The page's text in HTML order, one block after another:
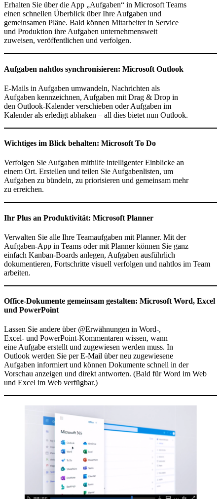
Erhalten Sie über die App „Aufgaben“ in Microsoft Teams
einen schnellen Überblick über Ihre Aufgaben und
gemeinsamen Pläne. Bald können Mitarbeiter in Service
und Produktion ihre Aufgaben unternehmensweit
zuweisen, veröffentlichen und verfolgen.
Aufgaben nahtlos synchronisieren: Microsoft Outlook
E-Mails in Aufgaben umwandeln, Nachrichten als
Aufgaben kennzeichnen, Aufgaben mit Drag & Drop in
den Outlook-Kalender verschieben oder Aufgaben im
Kalender als erledigt abhaken – all dies bietet nun Outlook.
Wichtiges im Blick behalten: Microsoft To Do
Verfolgen Sie Aufgaben mithilfe intelligenter Einblicke an
einem Ort. Erstellen und teilen Sie Aufgabenlisten, um
Aufgaben zu bündeln, zu priorisieren und gemeinsam mehr
zu erreichen.
Ihr Plus an Produktivität: Microsoft Planner
Verwalten Sie alle Ihre Teamaufgaben mit Planner. Mit der
Aufgaben-App in Teams oder mit Planner können Sie ganz
einfach Kanban-Boards anlegen, Aufgaben ausführlich
dokumentieren, Fortschritte visuell verfolgen und nahtlos im Team
arbeiten.
Office-Dokumente gemeinsam gestalten: Microsoft Word, Excel
und PowerPoint
Lassen Sie andere über @Erwähnungen in Word-,
Excel- und PowerPoint-Kommentaren wissen, wann
eine Aufgabe erstellt und zugewiesen werden muss. In
Outlook werden Sie per E-Mail über neu zugewiesene
Aufgaben informiert und können Dokumente schnell in der
Vorschau anzeigen und direkt antworten. (Bald für Word im Web
und Excel im Web verfügbar.)